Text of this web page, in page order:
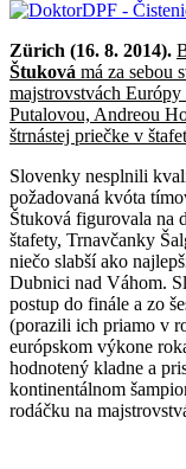
Zürich (16. 8. 2014).
Štuková má za sebou
majstrovstvách
Putalovou, Andreou
štrnástej priečke v
Slovenky nesplnili
požadovaná kvóta
Štuková figurovala na
štafety, Trnavčanky
niečo slabší ako
Dubnici nad Váhom.
postup do finále a zo
(porazili ich priamo v
európskom výkone
hodnotený kladne a
kontinentálnom
rodáčku na